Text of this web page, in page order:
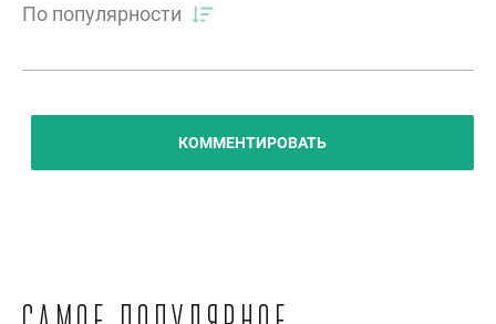
По популярности
КОММЕНТИРОВАТЬ